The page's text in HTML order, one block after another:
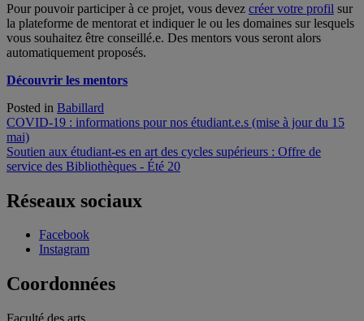
Pour pouvoir participer à ce projet, vous devez créer votre profil sur
la plateforme de mentorat et indiquer le ou les domaines sur lesquels
vous souhaitez être conseillé.e. Des mentors vous seront alors
automatiquement proposés.
Découvrir les mentors
Posted in Babillard
Navigation
de
l'article
COVID-19 : informations pour nos étudiant.e.s (mise à jour du 15
mai)
Soutien aux étudiant-es en art des cycles supérieurs : Offre de
service des Bibliothèques - Été 20
Réseaux sociaux
Facebook
Instagram
Coordonnées